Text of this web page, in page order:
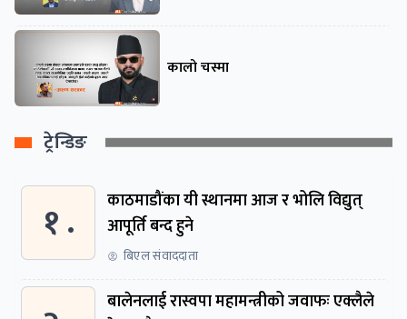
कालो चस्मा
ट्रेन्डिङ
१ .
काठमाडौंका यी स्थानमा आज र भोलि विद्युत्
आपूर्ति बन्द हुने
बिएल संवाददाता
बालेनलाई रास्वपा महामन्त्रीको जवाफः एक्लैले